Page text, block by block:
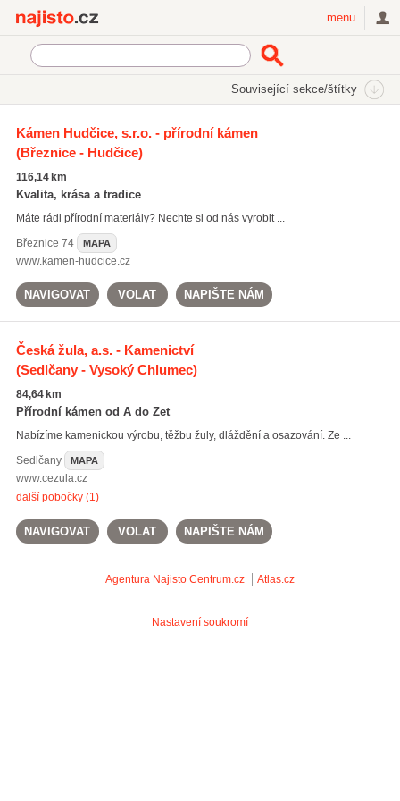
menu
Související sekce/štítky
těžba kamene(49)
obrubníky
kamenické práce
Všechny související štítky
Kámen Hudčice, s.r.o. - přírodní kámen
(Březnice - Hudčice)
116,14 km
Kvalita, krása a tradice
Máte rádi přírodní materiály? Nechte si od nás vyrobit ...
Březnice 74 MAPA
www.kamen-hudcice.cz
NAVIGOVAT VOLAT NAPIŠTE NÁM
Česká žula, a.s. - Kamenictví
(Sedlčany - Vysoký Chlumec)
84,64 km
Přírodní kámen od A do Zet
Nabízíme kamenickou výrobu, těžbu žuly, dláždění a osazování. Ze ...
Sedlčany
MAPA
www.cezula.cz
další pobočky (1)
NAVIGOVAT VOLAT NAPIŠTE NÁM
Agentura Najisto Centrum.cz Atlas.cz
Nastavení soukromí